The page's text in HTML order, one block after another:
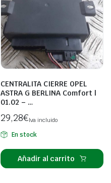
CENTRALITA CIERRE OPEL
ASTRA G BERLINA Comfort |
01.02 – …
29,28€Iva incluido
En stock
Añadir al carrito